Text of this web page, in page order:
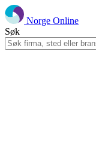
Norge Online
Søk